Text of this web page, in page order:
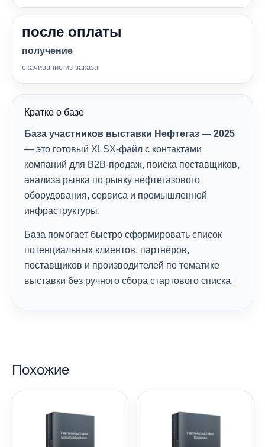
после оплаты
получение
скачивание из заказа
Кратко о базе
База участников выставки Нефтегаз — 2025
— это готовый XLSX-файл с контактами
компаний для B2B-продаж, поиска поставщиков,
анализа рынка по рынку нефтегазового
оборудования, сервиса и промышленной
инфраструктуры.
База помогает быстро сформировать список
потенциальных клиентов, партнёров,
поставщиков и производителей по тематике
выставки без ручного сбора стартового списка.
Похожие